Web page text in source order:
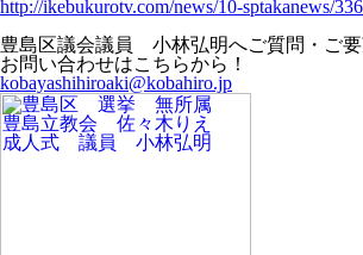
http://ikebukurotv.com/news/10-sptakanews/
豊島区議会議員 小林弘明へご質問・ご要
お問い合わせはこちらから！
kobayashihiroaki@kobahiro.jp